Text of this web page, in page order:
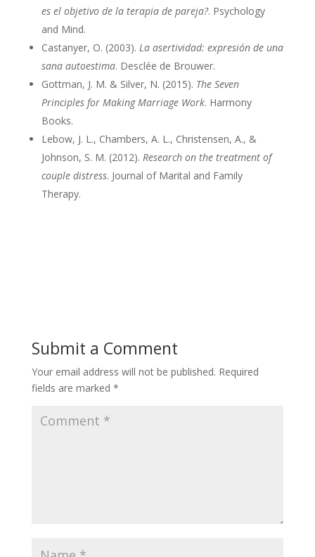
es el objetivo de la terapia de pareja?. Psychology
and Mind.
Castanyer, O. (2003). La asertividad: expresión de una
sana autoestima. Desclée de Brouwer.
Gottman, J. M. & Silver, N. (2015). The Seven
Principles for Making Marriage Work. Harmony
Books.
Lebow, J. L., Chambers, A. L., Christensen, A., &
Johnson, S. M. (2012). Research on the treatment of
couple distress. Journal of Marital and Family
Therapy.
Submit a Comment
Your email address will not be published. Required
fields are marked *